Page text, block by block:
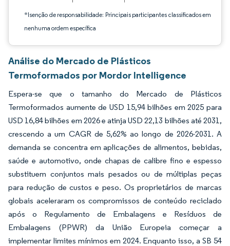
*Isenção de responsabilidade: Principais participantes classificados em
nenhuma ordem específica
Análise do Mercado de Plásticos
Termoformados por Mordor Intelligence
Espera-se que o tamanho do Mercado de Plásticos
Termoformados aumente de USD 15,94 bilhões em 2025 para
USD 16,84 bilhões em 2026 e atinja USD 22,13 bilhões até 2031,
crescendo a um CAGR de 5,62% ao longo de 2026-2031. A
demanda se concentra em aplicações de alimentos, bebidas,
saúde e automotivo, onde chapas de calibre fino e espesso
substituem conjuntos mais pesados ou de múltiplas peças
para redução de custos e peso. Os proprietários de marcas
globais aceleraram os compromissos de conteúdo reciclado
após o Regulamento de Embalagens e Resíduos de
Embalagens (PPWR) da União Europeia começar a
implementar limites mínimos em 2024. Enquanto isso, a SB 54